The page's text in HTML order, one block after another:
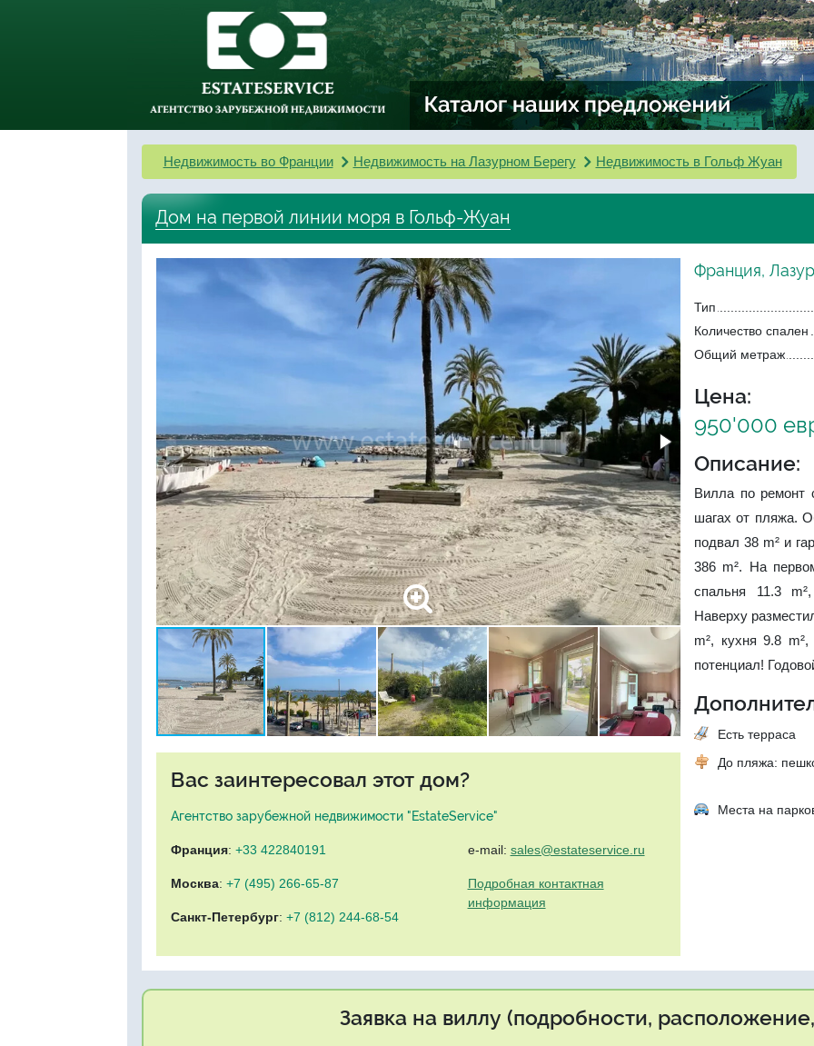
Недвижимость во Франции Недвижимость на Лазурном Берегу Недвижимость в Гольф Жуан
Дом на первой линии моря в Гольф-Жуан
Вас заинтересовал этот дом?
Агентство зарубежной недвижимости "EstateService"
Франция: +33 422840191
Москва: +7 (495) 266-65-87
Санкт-Петербург: +7 (812) 244-68-54
e-mail: sales@estateservice.ru
Подробная контактная
информация
Франция,
Тип
Количество спален
Общий метраж
Цена:
950'000
Описание:
Вилла по ремонт
шагах от пляжа.
подвал 38 m² и
386 m². На
спальня 11.3
Наверху
m², кухня 9.8
потенциал!
Есть терраса
До пляжа:
Места на
Заявка на виллу (подробности,